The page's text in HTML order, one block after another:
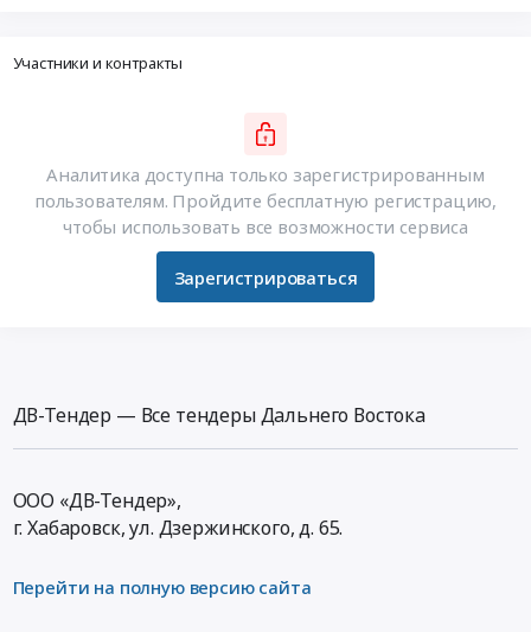
Участники и контракты
Аналитика доступна только зарегистрированным
пользователям. Пройдите бесплатную регистрацию,
чтобы использовать все возможности сервиса
Зарегистрироваться
ДВ-Тендер — Все тендеры Дальнего Востока
ООО «ДВ-Тендер»,
г. Хабаровск,ул. Дзержинского, д. 65.
Перейти на полную версию сайта